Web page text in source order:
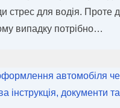
стрес для водія. Проте
випадку потрібно…